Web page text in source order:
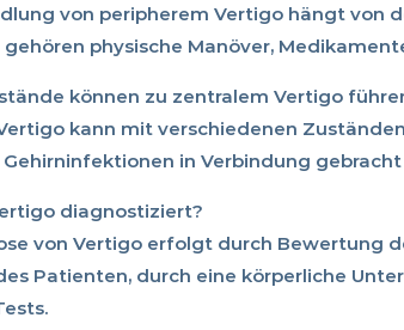
von peripherem Vertigo hängt von
physische Manöver,
können zu zentralem Vertigo
kann mit verschiedenen
in Verbindung
diagnostiziert?
von Vertigo erfolgt durch Bewertung
Patienten, durch eine körperliche